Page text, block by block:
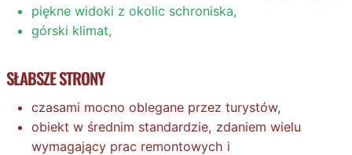
piękne widoki z okolic schroniska,
górski klimat,
SŁABSZE STRONY
czasami mocno oblegane przez turystów,
obiekt w średnim standardzie, zdaniem wielu
wymagający prac remontowych i